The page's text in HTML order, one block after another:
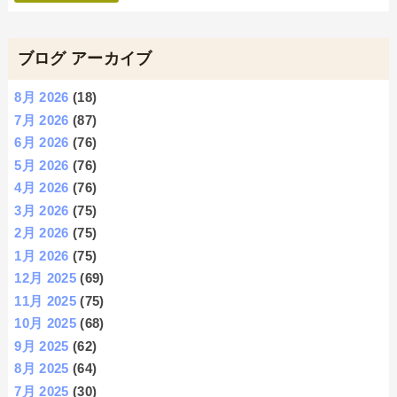
ブログ アーカイブ
8月 2026 (18)
7月 2026 (87)
6月 2026 (76)
5月 2026 (76)
4月 2026 (76)
3月 2026 (75)
2月 2026 (75)
1月 2026 (75)
12月 2025 (69)
11月 2025 (75)
10月 2025 (68)
9月 2025 (62)
8月 2025 (64)
7月 2025 (30)